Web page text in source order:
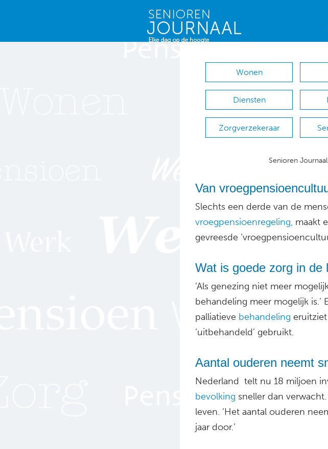
Wonen
Diensten
Zorgverzekeraar
Senioren
Van
Slechts een derde van de
vroegpensioenregeling, maakt
gevreesde
Wat is goede zorg in de
‘Als genezing niet meer
behandeling meer mogelijk
palliatieve behandeling
‘uitbehandeld’ gebruikt.
Aantal ouderen neemt
Nederland telt nu 18 miljoen
bevolking sneller dan
leven. ‘Het aantal ouderen
jaar door.’